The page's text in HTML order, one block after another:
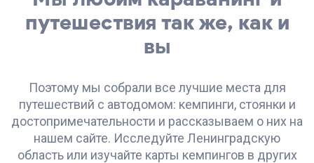
путешествия так же, как и
вы
Поэтому мы собрали все лучшие места для
путешествий с автодомом: кемпинги, стоянки и
достопримечательности и рассказываем о них на
нашем сайте. Исследуйте Ленинградскую
область или изучайте карты кемпингов в других